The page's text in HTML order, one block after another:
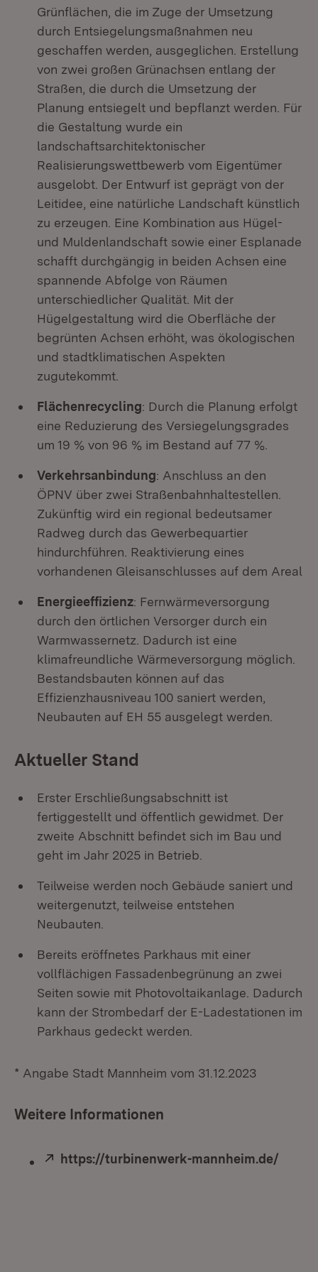
Grünflächen, die im Zuge der Umsetzung
durch Entsiegelungsmaßnahmen neu
geschaffen werden, ausgeglichen. Erstellung
von zwei großen Grünachsen entlang der
Straßen, die durch die Umsetzung der
Planung entsiegelt und bepflanzt werden. Für
die Gestaltung wurde ein
landschaftsarchitektonischer
Realisierungswettbewerb vom Eigentümer
ausgelobt. Der Entwurf ist geprägt von der
Leitidee, eine natürliche Landschaft künstlich
zu erzeugen. Eine Kombination aus Hügel-
und Muldenlandschaft sowie einer Esplanade
schafft durchgängig in beiden Achsen eine
spannende Abfolge von Räumen
unterschiedlicher Qualität. Mit der
Hügelgestaltung wird die Oberfläche der
begrünten Achsen erhöht, was ökologischen
und stadtklimatischen Aspekten
zugutekommt.
Flächenrecycling: Durch die Planung erfolgt
eine Reduzierung des Versiegelungsgrades
um 19 % von 96 % im Bestand auf 77 %.
Verkehrsanbindung: Anschluss an den
ÖPNV über zwei Straßenbahnhaltestellen.
Zukünftig wird ein regional bedeutsamer
Radweg durch das Gewerbequartier
hindurchführen. Reaktivierung eines
vorhandenen Gleisanschlusses auf dem Areal
Energieeffizienz: Fernwärmeversorgung
durch den örtlichen Versorger durch ein
Warmwassernetz. Dadurch ist eine
klimafreundliche Wärmeversorgung möglich.
Bestandsbauten können auf das
Effizienzhausniveau 100 saniert werden,
Neubauten auf EH 55 ausgelegt werden.
Aktueller Stand
Erster Erschließungsabschnitt ist
fertiggestellt und öffentlich gewidmet. Der
zweite Abschnitt befindet sich im Bau und
geht im Jahr 2025 in Betrieb.
Teilweise werden noch Gebäude saniert und
weitergenutzt, teilweise entstehen
Neubauten.
Bereits eröffnetes Parkhaus mit einer
vollflächigen Fassadenbegrünung an zwei
Seiten sowie mit Photovoltaikanlage. Dadurch
kann der Strombedarf der E-Ladestationen im
Parkhaus gedeckt werden.
* Angabe Stadt Mannheim vom 31.12.2023
Weitere Informationen
Extern:
https://turbinenwerk-mannheim.de/